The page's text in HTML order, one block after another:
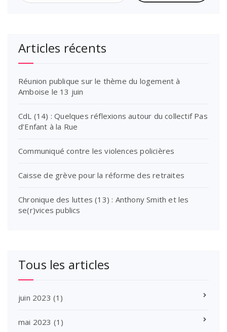
Articles récents
Réunion publique sur le thème du logement à
Amboise le 13 juin
CdL (14) : Quelques réflexions autour du collectif Pas
d’Enfant à la Rue
Communiqué contre les violences policières
Caisse de grève pour la réforme des retraites
Chronique des luttes (13) : Anthony Smith et les
se(r)vices publics
Tous les articles
juin 2023 (1)
mai 2023 (1)